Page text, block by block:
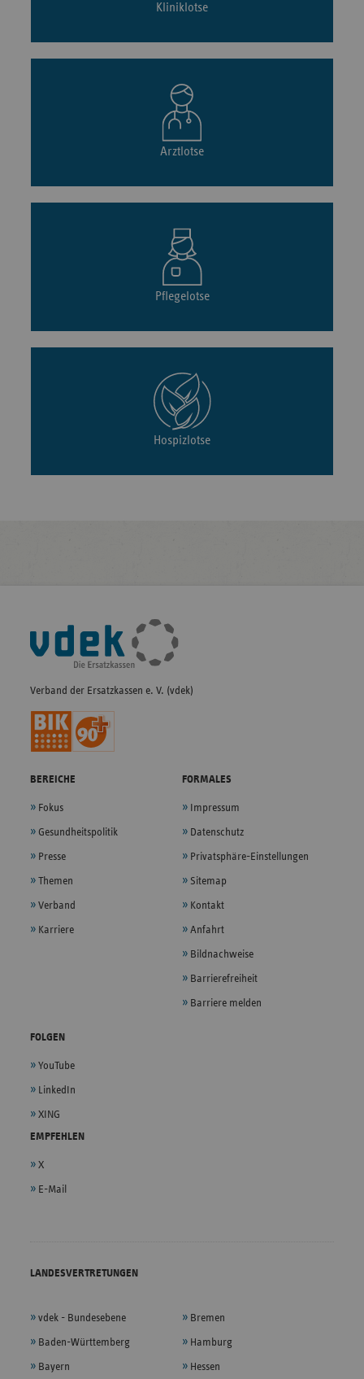
Kliniklotse
Arztlotse
Pflegelotse
Hospizlotse
Fußleisten-
Navigation
Verband der Ersatzkassen e. V. (vdek)
BEREICHE
Fokus
Gesundheitspolitik
Presse
Themen
Verband
Karriere
FORMALES
Impressum
Datenschutz
Privatsphäre-Einstellungen
Sitemap
Kontakt
Anfahrt
Bildnachweise
Barrierefreiheit
Barriere melden
FOLGEN
YouTube
LinkedIn
XING
EMPFEHLEN
X
E-Mail
LANDESVERTRETUNGEN
vdek - Bundesebene
Baden-Württemberg
Bayern
Bremen
Hamburg
Hessen